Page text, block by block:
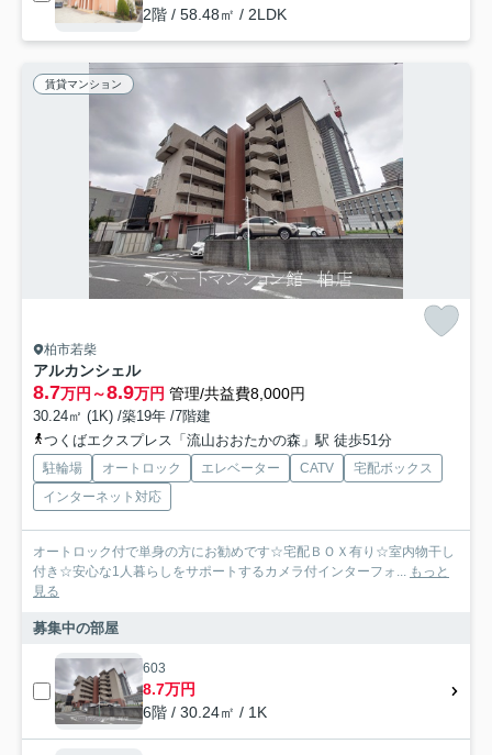
2階 / 58.48㎡ / 2LDK
賃貸マンション
柏市若柴
アルカンシェル
8.7万円～8.9万円 管理/共益費8,000円
30.24㎡ (1K) /築19年 /7階建
つくばエクスプレス「流山おおたかの森」駅 徒歩51分
駐輪場 オートロック エレベーター CATV
宅配ボックス
インターネット対応
オートロック付で単身の方にお勧めです☆宅配ＢＯＸ有り☆室内物干し
付き☆安心な1人暮らしをサポートするカメラ付インターフォ... もっと
見る
募集中の部屋
603
8.7万円
6階 / 30.24㎡ / 1K